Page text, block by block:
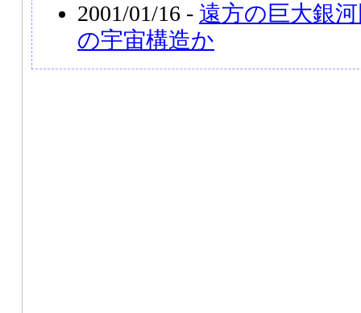
2001/01/16 - 遠方の巨大銀
の宇宙構造か